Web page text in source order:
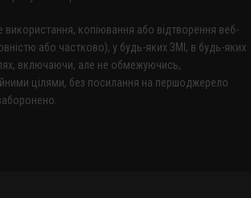
використання, копіювання або відтворення веб-
або частково), у будь-яких ЗМІ, в будь-яких
включаючи, але не обмежуючись,
цілями, без посилання на першоджерело